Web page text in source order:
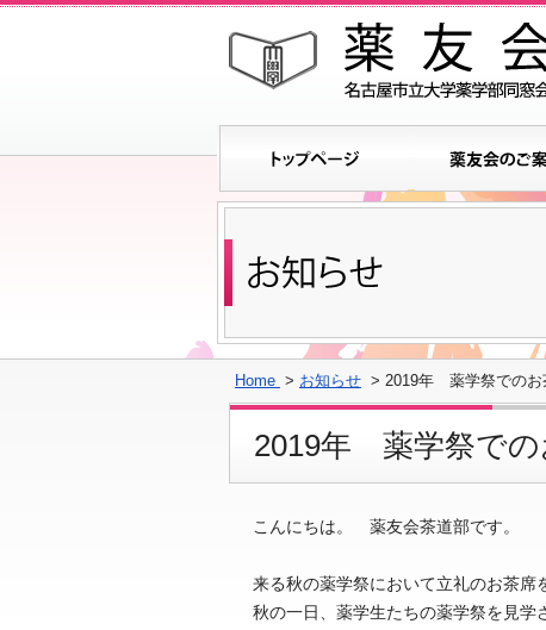
Home > お知らせ > 2019年 薬学祭でのお
2019年 薬学祭での
こんにちは。 薬友会茶道部です。
来る秋の薬学祭において立礼のお茶席
秋の一日、薬学生たちの薬学祭を見学